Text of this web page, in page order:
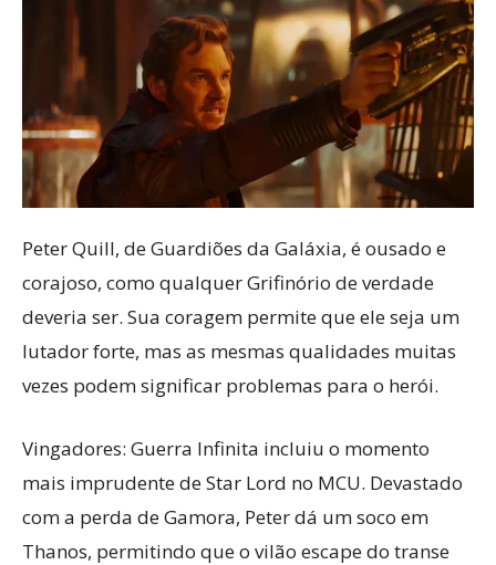
Peter Quill, de Guardiões da Galáxia, é ousado e
corajoso, como qualquer Grifinório de verdade
deveria ser. Sua coragem permite que ele seja um
lutador forte, mas as mesmas qualidades muitas
vezes podem significar problemas para o herói.
Vingadores: Guerra Infinita incluiu o momento
mais imprudente de Star Lord no MCU. Devastado
com a perda de Gamora, Peter dá um soco em
Thanos, permitindo que o vilão escape do transe